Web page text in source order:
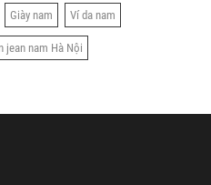
Giày nam Ví da nam
jean nam Hà Nội